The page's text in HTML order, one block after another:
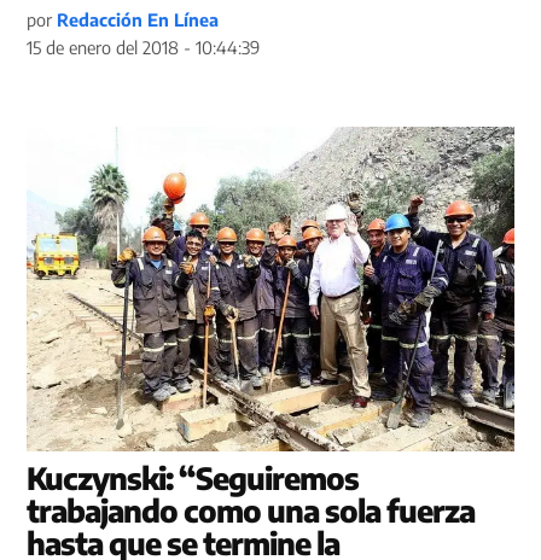
por Redacción En Línea
15 de enero del 2018 - 10:44:39
Kuczynski: “Seguiremos
trabajando como una sola fuerza
hasta que se termine la